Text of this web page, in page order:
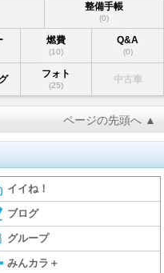
整備手帳
(0)
燃費
(10)
Q&A
(0)
フォト
(25)
中古車
ページの先頭へ ▲
イイね！
ブログ
グループ
みんカラ＋